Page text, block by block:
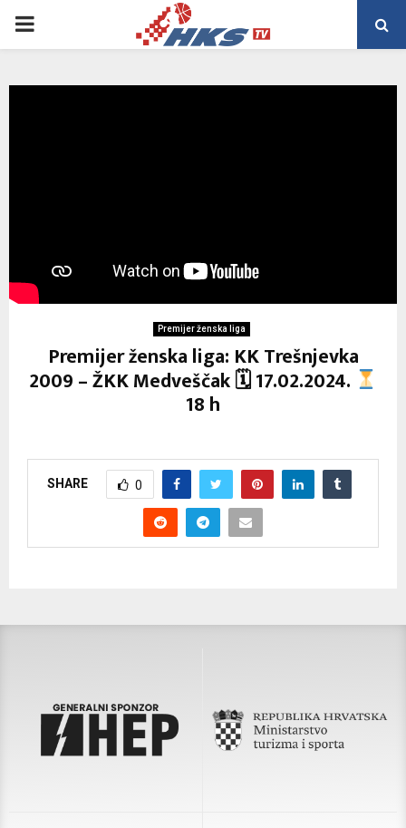
PRIMARY
Premijer ženska liga
Premijer ženska liga: KK Trešnjevka
2009 – ŽKK Medveščak 🗓 17.02.2024.
18 h
SHARE 0